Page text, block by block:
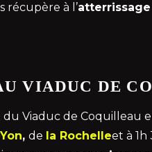
récupère à l’atterrissage
VIADUC DE
Viaduc de Coquilleau
, de la Rochelleet à 1h